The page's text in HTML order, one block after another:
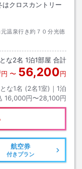
クロスカントリー
温泉行き約７０分光徳
な2名 1泊1部屋 合計
円 〜 56,200円
な1名 (2名1室)｜ 1泊
16,000円〜28,100円
航空券
付きプラン